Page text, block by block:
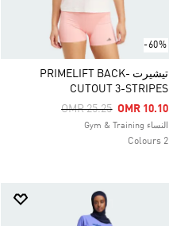
-60%
تيشيرت PRIMELIFT BACK-
CUTOUT 3-STRIPES
Price Reduced From
OMR 25.25ToOMR 10.10
النساء Gym & Training
2 Colours